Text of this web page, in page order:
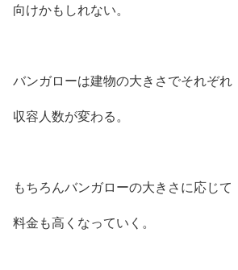
向けかもしれない。
バンガローは建物の大きさでそれぞれ
収容人数が変わる。
もちろんバンガローの大きさに応じて
料金も高くなっていく。